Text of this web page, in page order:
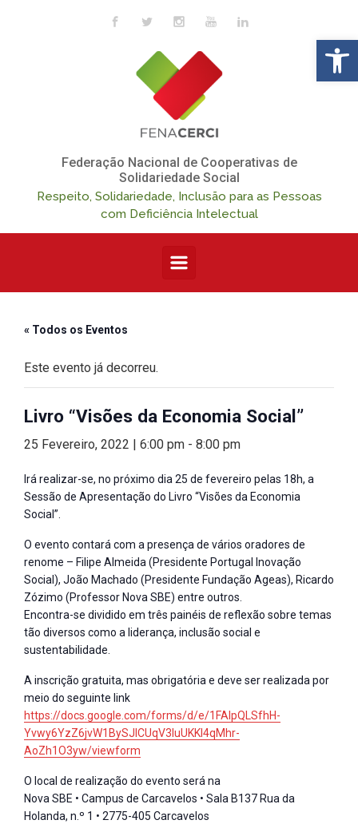
Skip to main content
Federação Nacional de Cooperativas de
Solidariedade Social
Respeito, Solidariedade, Inclusão para as Pessoas
com Deficiência Intelectual
« Todos os Eventos
Este evento já decorreu.
Livro “Visões da Economia Social”
25 Fevereiro, 2022 | 6:00 pm - 8:00 pm
Irá realizar-se, no próximo dia 25 de fevereiro pelas 18h, a
Sessão de Apresentação do Livro “Visões da Economia
Social”.
O evento contará com a presença de vários oradores de
renome – Filipe Almeida (Presidente Portugal Inovação
Social), João Machado (Presidente Fundação Ageas), Ricardo
Zózimo (Professor Nova SBE) entre outros.
Encontra-se dividido em três painéis de reflexão sobre temas
tão diversos como a liderança, inclusão social e
sustentabilidade.
A inscrição gratuita, mas obrigatória e deve ser realizada por
meio do seguinte link
https://docs.google.com/forms/d/e/1FAIpQLSfhH-
Yvwy6YzZ6jvW1BySJICUqV3IuUKKl4qMhr-
AoZh1O3yw/viewform
O local de realização do evento será na
Nova SBE • Campus de Carcavelos • Sala B137 Rua da
Holanda, n.º 1 • 2775-405 Carcavelos